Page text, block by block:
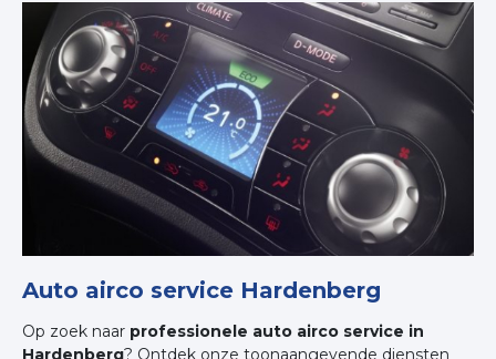
Auto airco service Hardenberg
Op zoek naar professionele auto airco service in
Hardenberg? Ontdek onze toonaangevende diensten